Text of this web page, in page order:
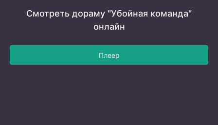
Смотреть дораму "Убойная команда"
онлайн
Плеер